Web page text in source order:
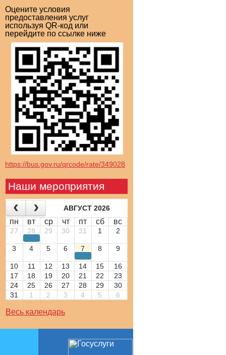
Оцените условия
предоставления услуг
используя QR-код или
перейдите по ссылке ниже
https://bus.gov.ru/qrcode/rate/349028
Наши мероприятия
АВГУСТ 2026
пн вт ср чт пт сб вс
27 28 29 30 31 1 2
3 4 5 6 7 8 9
10 11 12 13 14 15
16
17
18 19 20 21 22
23
24
25 26 27 28 29
30
31
1 2 3 4 5 6
Весь календарь